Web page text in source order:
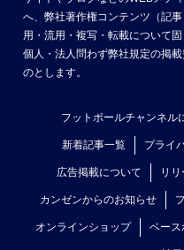
へ、弊社著作権コンテンツ（記
用・流用・複写・転載について
個人・法人問わず弊社規定の掲
のとします。
フットボールチャンネル
新着記事一覧 プライ
広告掲載について リ
カンゼンからのお知らせ
オンラインショップ ベー